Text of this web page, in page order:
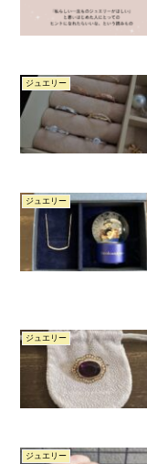
ジュエリー
ジュエリー
ジュエリー
ジュエリー